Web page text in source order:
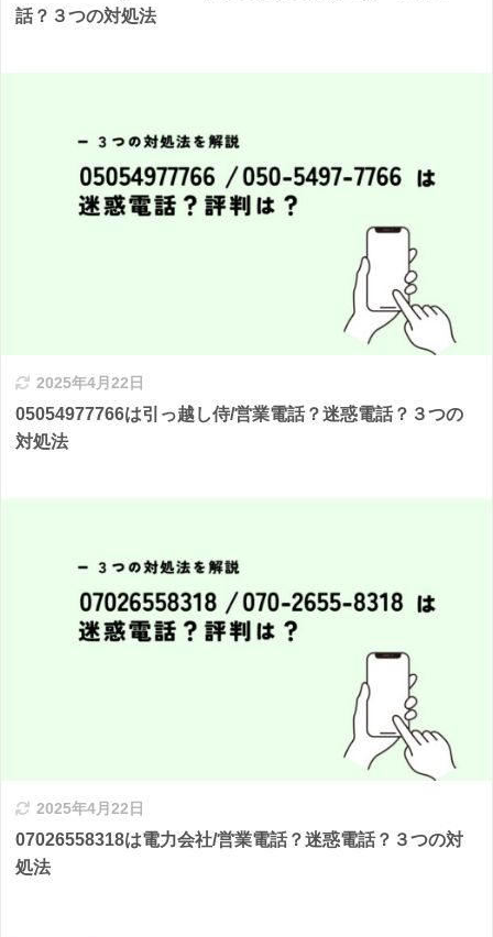
話？３つの対処法
2025年4月22日
05054977766は引っ越し侍/営業電話？迷惑電話？３つの
対処法
2025年4月22日
07026558318は電力会社/営業電話？迷惑電話？３つの対
処法